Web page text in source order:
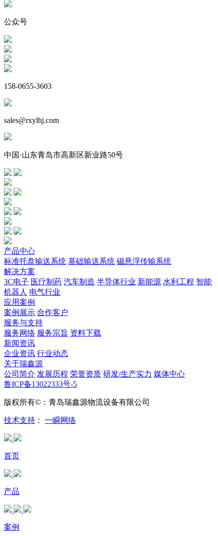
公众号
158-0655-3603
sales@rxylhj.com
中国·山东青岛市高新区新业路50号
产品中心
标准托盘输送系统 基础输送系统 磁悬浮传输系统
解决方案
3C电子 医疗制药 汽车制造 半导体行业 新能源 水利工程 智能
机器人 电气行业
应用案例
案例展示 合作客户
服务与支持
服务网络 服务宗旨 资料下载
新闻资讯
企业资讯 行业动态
关于瑞鑫源
公司简介 发展历程 荣誉资质 研发/生产实力 媒体中心
鲁ICP备13022333号-5
版权所有©：青岛瑞鑫源物流设备有限公司
技术支持 ： 一瞬网络
首页
产品
案例